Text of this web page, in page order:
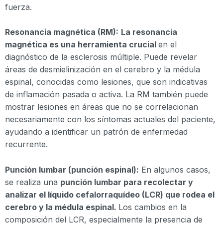
fuerza.
Resonancia magnética (RM): La resonancia
magnética es una herramienta crucial en el
diagnóstico de la esclerosis múltiple. Puede revelar
áreas de desmielinización en el cerebro y la médula
espinal, conocidas como lesiones, que son indicativas
de inflamación pasada o activa. La RM también puede
mostrar lesiones en áreas que no se correlacionan
necesariamente con los síntomas actuales del paciente,
ayudando a identificar un patrón de enfermedad
recurrente.
Punción lumbar (punción espinal): En algunos casos,
se realiza una punción lumbar para recolectar y
analizar el líquido cefalorraquídeo (LCR) que rodea el
cerebro y la médula espinal. Los cambios en la
composición del LCR, especialmente la presencia de